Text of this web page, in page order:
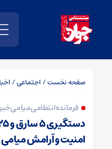
صفحه نخست/ اجتماعی/
فرمانده انتظامی میامی
امنیت و آرامش میامی